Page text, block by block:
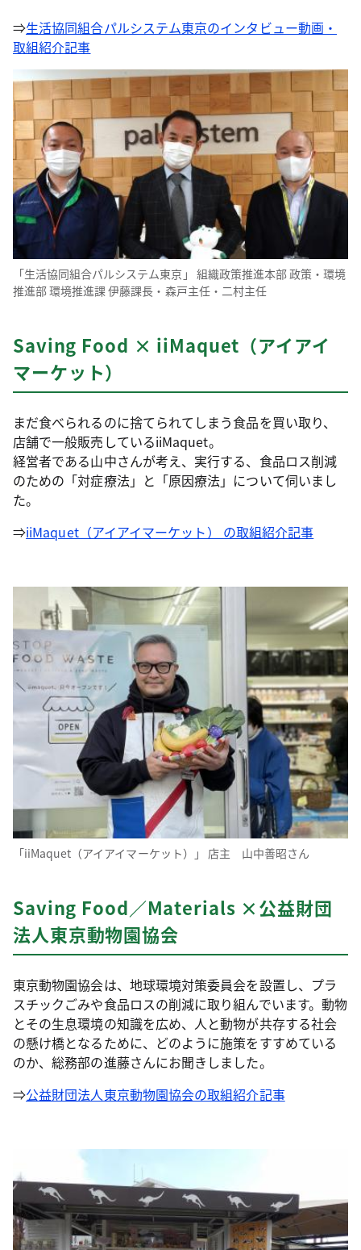
⇒生活協同組合パルシステム東京のインタビュー動画・
取組紹介記事
「生活協同組合パルシステム東京」 組織政策推進本部 政策・環境
推進部 環境推進課 伊藤課長・森戸主任・二村主任
Saving Food × iiMaquet（アイアイ
マーケット）
まだ食べられるのに捨てられてしまう食品を買い取り、
店舗で一般販売しているiiMaquet。
経営者である山中さんが考え、実行する、食品ロス削減
のための「対症療法」と「原因療法」について伺いまし
た。
⇒iiMaquet（アイアイマーケット） の取組紹介記事
「iiMaquet（アイアイマーケット）」 店主 山中善昭さん
Saving Food／Materials ×公益財団
法人東京動物園協会
東京動物園協会は、地球環境対策委員会を設置し、プラ
スチックごみや食品ロスの削減に取り組んでいます。動物
とその生息環境の知識を広め、人と動物が共存する社会
の懸け橋となるために、どのように施策をすすめている
のか、総務部の進藤さんにお聞きしました。
⇒公益財団法人東京動物園協会の取組紹介記事